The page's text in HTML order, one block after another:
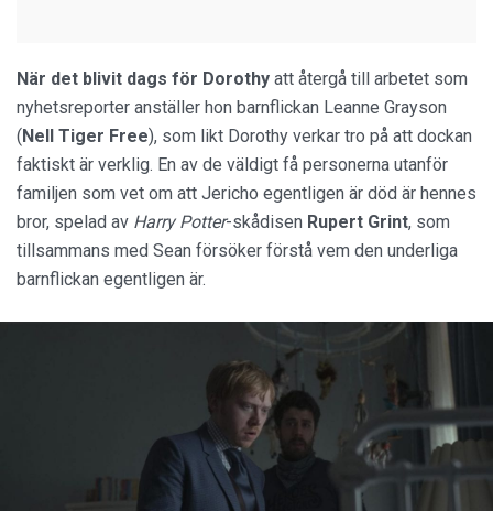
När det blivit dags för Dorothy att återgå till arbetet som
nyhetsreporter anställer hon barnflickan Leanne Grayson
(Nell Tiger Free), som likt Dorothy verkar tro på att dockan
faktiskt är verklig. En av de väldigt få personerna utanför
familjen som vet om att Jericho egentligen är död är hennes
bror, spelad av Harry Potter-skådisen Rupert Grint, som
tillsammans med Sean försöker förstå vem den underliga
barnflickan egentligen är.